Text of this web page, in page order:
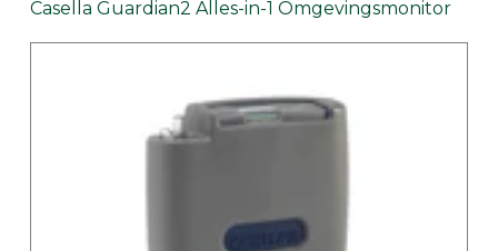
Casella Guardian2 Alles-in-1 Omgevingsmonitor